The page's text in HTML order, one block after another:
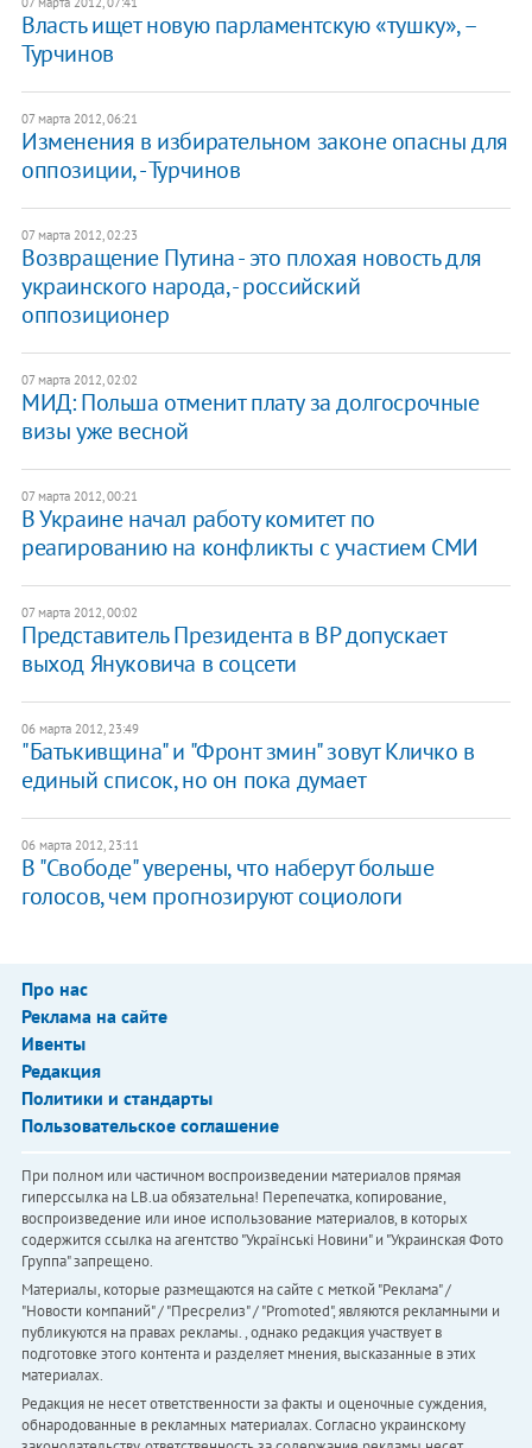
Власть ищет новую парламентскую «тушку», –
Турчинов
07 марта 2012, 06:21
Изменения в избирательном законе опасны для
оппозиции, - Турчинов
07 марта 2012, 02:23
Возвращение Путина - это плохая новость для
украинского народа, - российский
оппозиционер
07 марта 2012, 02:02
МИД: Польша отменит плату за долгосрочные
визы уже весной
07 марта 2012, 00:21
В Украине начал работу комитет по
реагированию на конфликты с участием СМИ
07 марта 2012, 00:02
Представитель Президента в ВР допускает
выход Януковича в соцсети
06 марта 2012, 23:49
"Батькивщина" и "Фронт змин" зовут Кличко в
единый список, но он пока думает
06 марта 2012, 23:11
В "Свободе" уверены, что наберут больше
голосов, чем прогнозируют социологи
Про нас
Реклама на сайте
Ивенты
Редакция
Политики и стандарты
Пользовательское соглашение
При полном или частичном воспроизведении материалов прямая
гиперссылка на LB.ua обязательна! Перепечатка, копирование,
воспроизведение или иное использование материалов, в которых
содержится ссылка на агентство "Українськi Новини" и "Украинская Фото
Группа" запрещено.
Материалы, которые размещаются на сайте с меткой "Реклама" /
"Новости компаний" / "Пресрелиз" / "Promoted", являются рекламными и
публикуются на правах рекламы. , однако редакция участвует в
подготовке этого контента и разделяет мнения, высказанные в этих
материалах.
Редакция не несет ответственности за факты и оценочные суждения,
обнародованные в рекламных материалах. Согласно украинскому